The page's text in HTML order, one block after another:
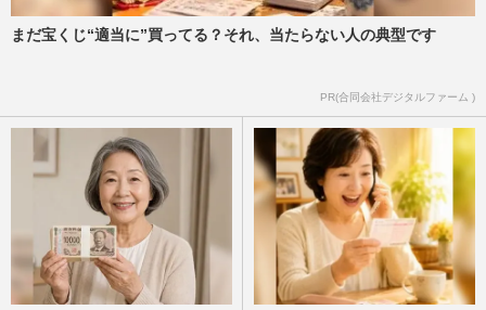
まだ宝くじ“適当に”買ってる？それ、当たらない人の典型です
PR(合同会社デジタルファーム )